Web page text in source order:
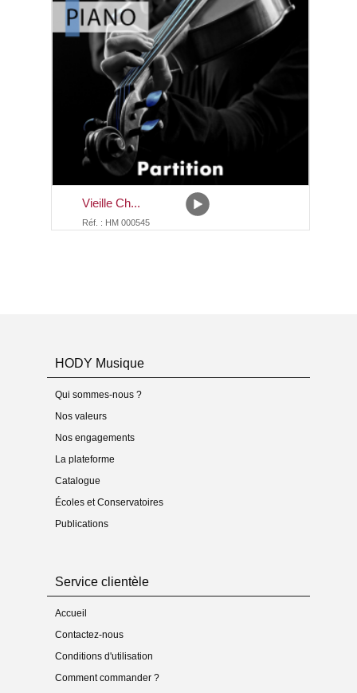
Vieille Ch...
Réf. : HM 000545
HODY Musique
Qui sommes-nous ?
Nos valeurs
Nos engagements
La plateforme
Catalogue
Écoles et Conservatoires
Publications
Service clientèle
Accueil
Contactez-nous
Conditions d'utilisation
Comment commander ?